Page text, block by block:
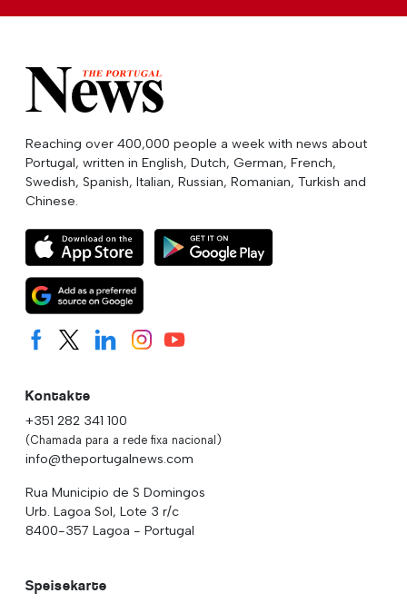
Reaching over 400,000 people a week with news about
Portugal, written in English, Dutch, German, French,
Swedish, Spanish, Italian, Russian, Romanian, Turkish and
Chinese.
Kontakte
+351 282 341 100
(Chamada para a rede fixa nacional)
info@theportugalnews.com
Rua Municipio de S Domingos
Urb. Lagoa Sol, Lote 3 r/c
8400-357 Lagoa - Portugal
Speisekarte